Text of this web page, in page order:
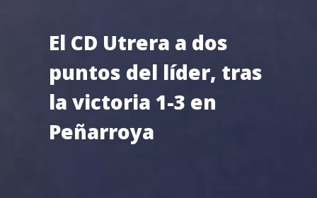
El CD Utrera a dos
puntos del líder, tras
la victoria 1-3 en
Peñarroya